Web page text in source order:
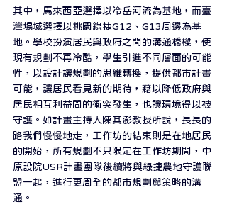
其中，馬來西亞選擇以冷岳河流為基地，而臺
灣場域選擇以桃園綠捷G12、G13周邊為基
地。學校扮演居民與政府之間的溝通橋樑，使
現有規劃不再冷酷，學生引進不同層面的可能
性，以設計讓規劃的思維轉換，提供都市計畫
可能，讓居民看見新的期待，藉以降低政府與
居民相互利益間的衝突發生，也讓環境得以被
守護。如計畫主持人陳其澎教授所說，長長的
路我們慢慢地走，工作坊的結束則是在地居民
的開始，所有規劃不只限定在工作坊期間，中
原設院USR計畫團隊後續將與綠捷農地守護聯
盟一起，進行更周全的都市規劃與策略的溝
通。